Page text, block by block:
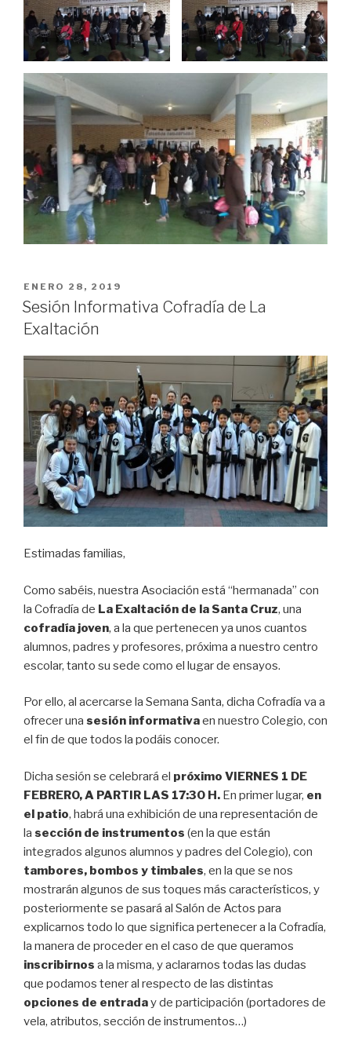
PUBLICADO
EL
ENERO 28, 2019
Sesión Informativa Cofradía de La
Exaltación
Estimadas familias,
Como sabéis, nuestra Asociación está “hermanada” con
la Cofradía de La Exaltación de la Santa Cruz, una
cofradía joven, a la que pertenecen ya unos cuantos
alumnos, padres y profesores, próxima a nuestro centro
escolar, tanto su sede como el lugar de ensayos.
Por ello, al acercarse la Semana Santa, dicha Cofradía va a
ofrecer una sesión informativaen nuestro Colegio, con
el fin de que todos la podáis conocer.
Dicha sesión se celebrará el próximo VIERNES 1 DE
FEBRERO, A PARTIR LAS 17:30 H. En primer lugar, en
el patio, habrá una exhibición de una representación de
la sección de instrumentos (en la que están
integrados algunos alumnos y padres del Colegio), con
tambores, bombos y timbales, en la que se nos
mostrarán algunos de sus toques más característicos, y
posteriormente se pasará al Salón de Actos para
explicarnos todo lo que significa pertenecer a la Cofradía,
la manera de proceder en el caso de que queramos
inscribirnos a la misma, y aclararnos todas las dudas
que podamos tener al respecto de las distintas
opciones de entraday de participación (portadores de
vela, atributos, sección de instrumentos…)